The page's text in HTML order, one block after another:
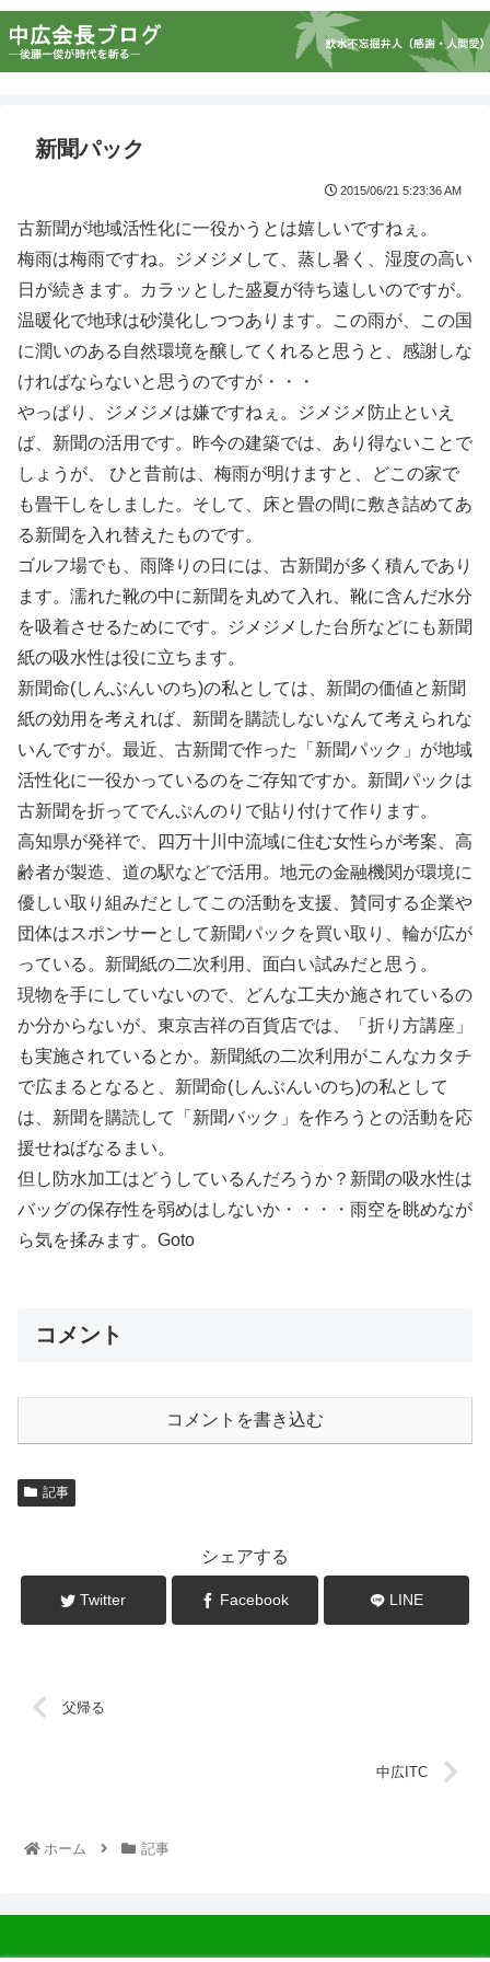
新聞パック
2015/06/21 5:23:36 AM
古新聞が地域活性化に一役かうとは嬉しいですねぇ。
梅雨は梅雨ですね。ジメジメして、蒸し暑く、湿度の高い
日が続きます。カラッとした盛夏が待ち遠しいのですが。
温暖化で地球は砂漠化しつつあります。この雨が、この国
に潤いのある自然環境を醸してくれると思うと、感謝しな
ければならないと思うのですが・・・
やっぱり、ジメジメは嫌ですねぇ。ジメジメ防止といえ
ば、新聞の活用です。昨今の建築では、あり得ないことで
しょうが、 ひと昔前は、梅雨が明けますと、どこの家で
も畳干しをしました。そして、床と畳の間に敷き詰めてあ
る新聞を入れ替えたものです。
ゴルフ場でも、雨降りの日には、古新聞が多く積んであり
ます。濡れた靴の中に新聞を丸めて入れ、靴に含んだ水分
を吸着させるためにです。ジメジメした台所などにも新聞
紙の吸水性は役に立ちます。
新聞命(しんぶんいのち)の私としては、新聞の価値と新聞
紙の効用を考えれば、新聞を購読しないなんて考えられな
いんですが。最近、古新聞で作った「新聞パック」が地域
活性化に一役かっているのをご存知ですか。新聞パックは
古新聞を折ってでんぷんのりで貼り付けて作ります。
高知県が発祥で、四万十川中流域に住む女性らが考案、高
齢者が製造、道の駅などで活用。地元の金融機関が環境に
優しい取り組みだとしてこの活動を支援、賛同する企業や
団体はスポンサーとして新聞パックを買い取り、輪が広が
っている。新聞紙の二次利用、面白い試みだと思う。
現物を手にしていないので、どんな工夫か施されているの
か分からないが、東京吉祥の百貨店では、「折り方講座」
も実施されているとか。新聞紙の二次利用がこんなカタチ
で広まるとなると、新聞命(しんぶんいのち)の私として
は、新聞を購読して「新聞バック」を作ろうとの活動を応
援せねばなるまい。
但し防水加工はどうしているんだろうか？新聞の吸水性は
バッグの保存性を弱めはしないか・・・・雨空を眺めなが
ら気を揉みます。Goto
コメント
コメントを書き込む
記事
シェアする
Twitter Facebook LINE
父帰る
中広ITC
ホーム 記事